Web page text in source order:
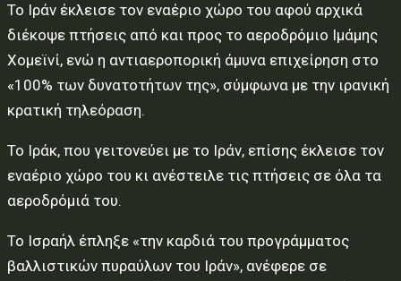
Το Ιράν έκλεισε τον εναέριο χώρο του αφού αρχικά
διέκοψε πτήσεις από και προς το αεροδρόμιο Ιμάμης
Χομεϊνί, ενώ η αντιαεροπορική άμυνα επιχείρηση στο
«100% των δυνατοτήτων της», σύμφωνα με την ιρανική
κρατική τηλεόραση.
Το Ιράκ, που γειτονεύει με το Ιράν, επίσης έκλεισε τον
εναέριο χώρο του κι ανέστειλε τις πτήσεις σε όλα τα
αεροδρόμιά του.
Το Ισραήλ έπληξε «την καρδιά του προγράμματος
βαλλιστικών πυραύλων του Ιράν», ανέφερε σε